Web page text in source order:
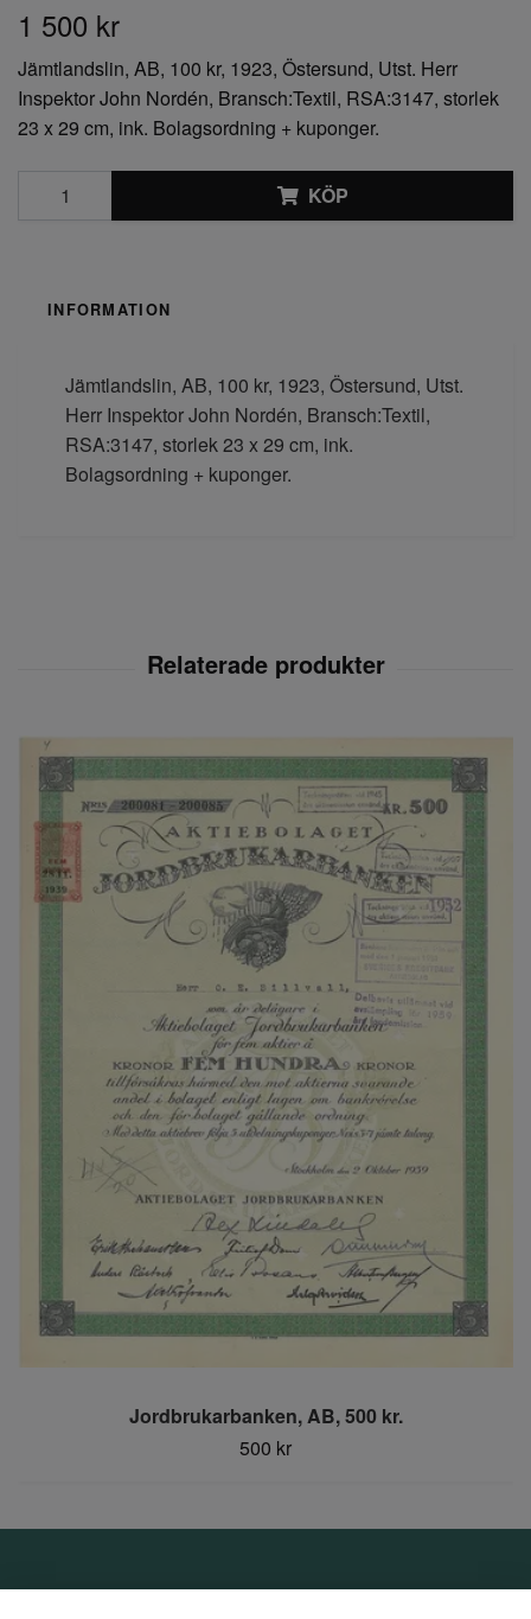
1 500 kr
Jämtlandslin, AB, 100 kr, 1923, Östersund, Utst. Herr
Inspektor John Nordén, Bransch:Textil, RSA:3147, storlek
23 x 29 cm, ink. Bolagsordning + kuponger.
KÖP
INFORMATION
Jämtlandslin, AB, 100 kr, 1923, Östersund, Utst.
Herr Inspektor John Nordén, Bransch:Textil,
RSA:3147, storlek 23 x 29 cm, ink.
Bolagsordning + kuponger.
Jordbrukarbanken, AB, 500 kr.
500 kr